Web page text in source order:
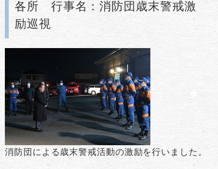
各所 行事名：消防団歳末警戒激
励巡視
消防団による歳末警戒活動の激励を行いました。